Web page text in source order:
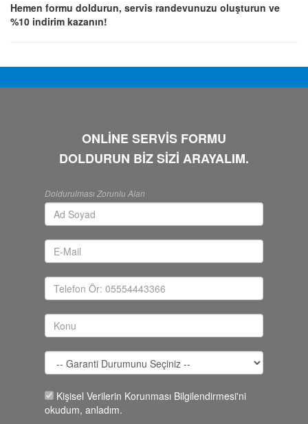
Hemen formu doldurun, servis randevunuzu oluşturun ve
%10 indirim kazanın!
ONLİNE SERVİS FORMU
DOLDURUN BİZ SİZİ ARAYALIM.
Doldurulması Zorunlu Alan
Kişisel Verilerin Korunması Bilgilendirmesi'ni
okudum, anladım.